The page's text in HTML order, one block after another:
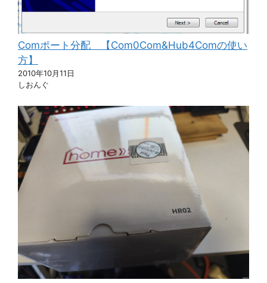
Comポート分配 【Com0Com&Hub4Comの使い
方】
2010年10月11日
しおんぐ